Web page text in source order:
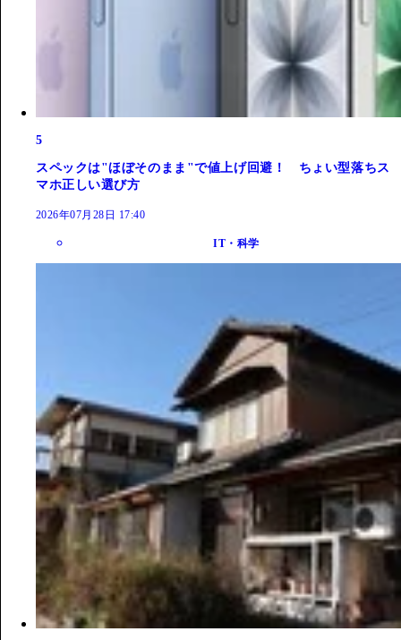
5
スペックは"ほぼそのまま"で値上げ回避！ ちょい型落ちス
マホ正しい選び方
2026年07月28日 17:40
IT・科学